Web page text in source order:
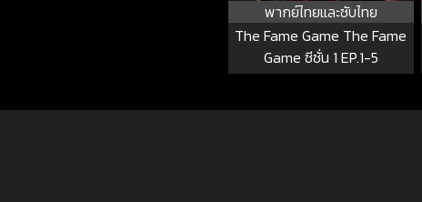
พากย์ไทยและซับไทย
The Fame Game The Fame
Game ซีซั่น 1 EP.1-5